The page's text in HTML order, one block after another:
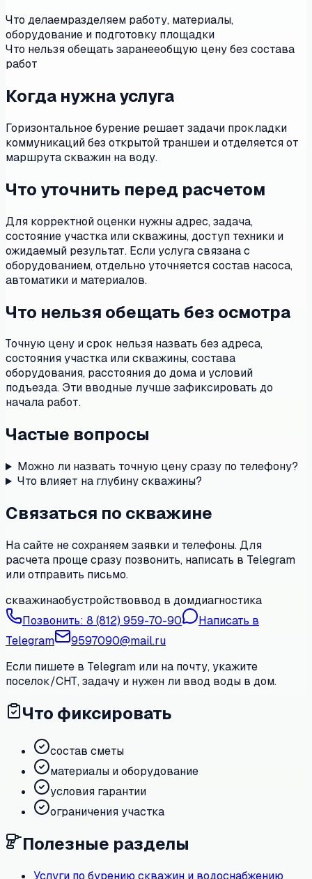
Что делаемразделяем работу, материалы,
оборудование и подготовку площадки
Что нельзя обещать заранееобщую цену без состава
работ
Когда нужна услуга
Горизонтальное бурение решает задачи прокладки
коммуникаций без открытой траншеи и отделяется от
маршрута скважин на воду.
Что уточнить перед расчетом
Для корректной оценки нужны адрес, задача,
состояние участка или скважины, доступ техники и
ожидаемый результат. Если услуга связана с
оборудованием, отдельно уточняется состав насоса,
автоматики и материалов.
Что нельзя обещать без осмотра
Точную цену и срок нельзя назвать без адреса,
состояния участка или скважины, состава
оборудования, расстояния до дома и условий
подъезда. Эти вводные лучше зафиксировать до
начала работ.
Частые вопросы
Можно ли назвать точную цену сразу по телефону?
Что влияет на глубину скважины?
Связаться по скважине
На сайте не сохраняем заявки и телефоны. Для
расчета проще сразу позвонить, написать в Telegram
или отправить письмо.
скважинаобустройствоввод в домдиагностика
Позвонить: 8 (812) 959-70-90
Написать в
Telegram
9597090@mail.ru
Если пишете в Telegram или на почту, укажите
поселок/СНТ, задачу и нужен ли ввод воды в дом.
Что фиксировать
состав сметы
материалы и оборудование
условия гарантии
ограничения участка
Полезные разделы
Услуги по бурению скважин и водоснабжению